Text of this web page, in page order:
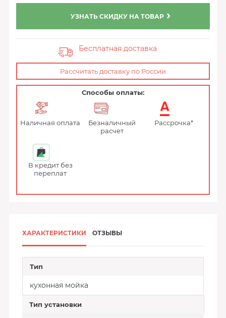
УЗНАТЬ СКИДКУ НА ТОВАР
Бесплатная доставка
Рассчитать доставку по России
Способы оплаты:
Наличная оплата
Безналичный
расчет
Рассрочка*
В кредит без
переплат
ХАРАКТЕРИСТИКИ ОТЗЫВЫ
Тип
кухонная мойка
Тип установки